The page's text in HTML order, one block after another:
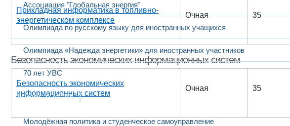
Ассоциация "Глобальная энергия"
Олимпиада по русскому языку для иностранных учащихся
Олимпиада «Надежда энергетики» для иностранных участников
70 лет УВС
Жизнь в МЭИ
Молодёжная политика и студенческое самоуправление
Прикладная информатика в топливно-
энергетическом комплексе
Очная 35
Безопасность экономических информационных систем
Безопасность экономических
информационных систем
Очная 35